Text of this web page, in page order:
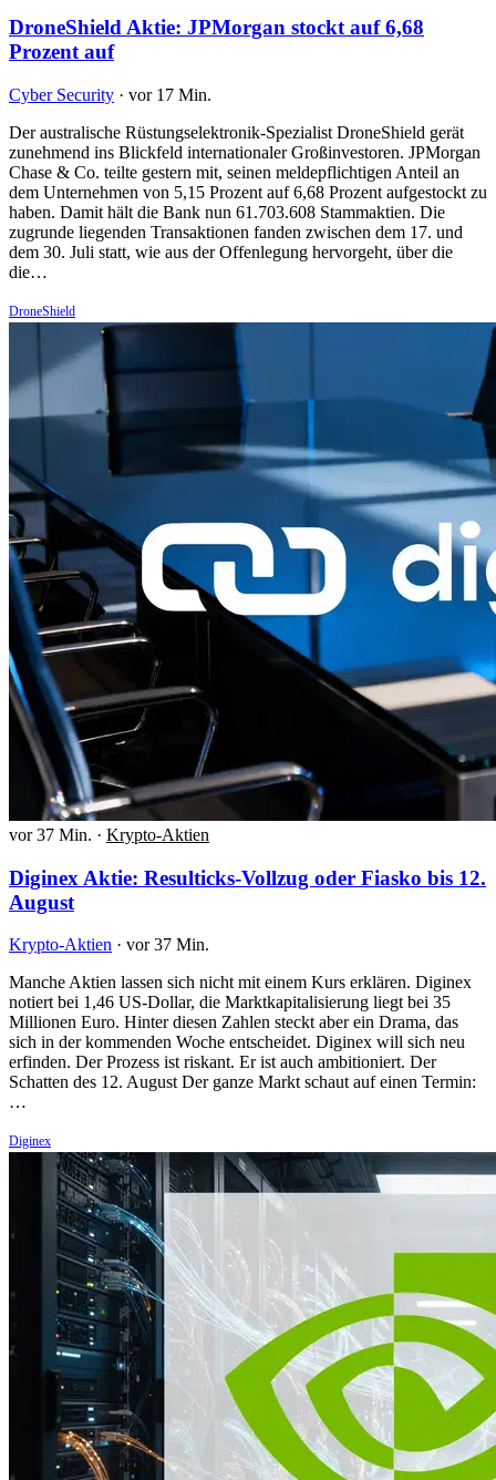
DroneShield Aktie: JPMorgan stockt auf 6,68
Prozent auf
Cyber Security · vor 17 Min.
Der australische Rüstungselektronik-Spezialist DroneShield gerät
zunehmend ins Blickfeld internationaler Großinvestoren. JPMorgan
Chase & Co. teilte gestern mit, seinen meldepflichtigen Anteil an
dem Unternehmen von 5,15 Prozent auf 6,68 Prozent aufgestockt zu
haben. Damit hält die Bank nun 61.703.608 Stammaktien. Die
zugrunde liegenden Transaktionen fanden zwischen dem 17. und
dem 30. Juli statt, wie aus der Offenlegung hervorgeht, über die
die…
DroneShield
vor 37 Min. · Krypto-Aktien
Diginex Aktie: Resulticks-Vollzug oder Fiasko bis 12.
August
Krypto-Aktien · vor 37 Min.
Manche Aktien lassen sich nicht mit einem Kurs erklären. Diginex
notiert bei 1,46 US-Dollar, die Marktkapitalisierung liegt bei 35
Millionen Euro. Hinter diesen Zahlen steckt aber ein Drama, das
sich in der kommenden Woche entscheidet. Diginex will sich neu
erfinden. Der Prozess ist riskant. Er ist auch ambitioniert. Der
Schatten des 12. August Der ganze Markt schaut auf einen Termin:
…
Diginex